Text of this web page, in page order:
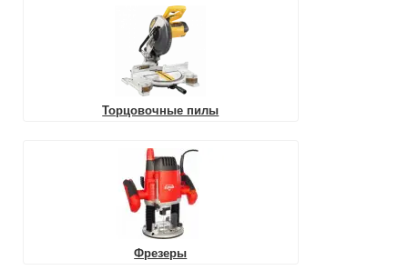
Торцовочные пилы
Фрезеры